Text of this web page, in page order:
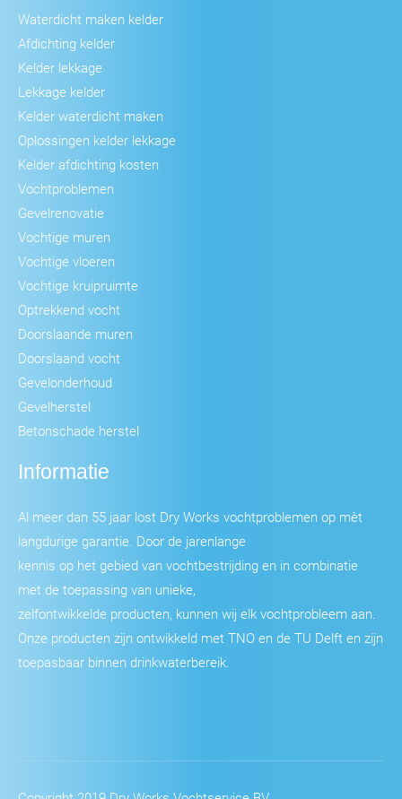
Waterdicht maken kelder
Afdichting kelder
Kelder lekkage
Lekkage kelder
Kelder waterdicht maken
Oplossingen kelder lekkage
Kelder afdichting kosten
Vochtproblemen
Gevelrenovatie
Vochtige muren
Vochtige vloeren
Vochtige kruipruimte
Optrekkend vocht
Doorslaande muren
Doorslaand vocht
Gevelonderhoud
Gevelherstel
Betonschade herstel
Informatie
Al meer dan 55 jaar lost Dry Works vochtproblemen op mèt
langdurige garantie. Door de jarenlange
kennis op het gebied van vochtbestrijding en in combinatie
met de toepassing van unieke,
zelfontwikkelde producten, kunnen wij elk vochtprobleem aan.
Onze producten zijn ontwikkeld met TNO en de TU Delft en zijn
toepasbaar binnen drinkwaterbereik.